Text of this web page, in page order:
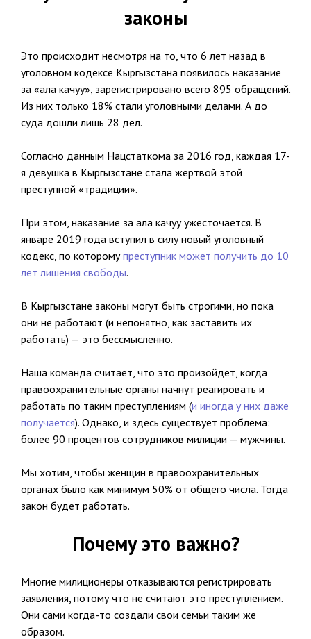
законы
Это происходит несмотря на то, что 6 лет назад в
уголовном кодексе Кыргызстана появилось наказание
за «ала качуу», зарегистрировано всего 895 обращений.
Из них только 18% стали уголовными делами. А до
суда дошли лишь 28 дел.
Согласно данным Нацстаткома за 2016 год, каждая 17-
я девушка в Кыргызстане стала жертвой этой
преступной «традиции».
При этом, наказание за ала качуу ужесточается. В
январе 2019 года вступил в силу новый уголовный
кодекс, по которомупреступник может получить до 10
лет лишения свободы.
В Кыргызстане законы могут быть строгими, но пока
они не работают (и непонятно, как заставить их
работать) — это бессмысленно.
Наша команда считает, что это произойдет, когда
правоохранительные органы начнут реагировать и
работать по таким преступлениям (и иногда у них даже
получается). Однако, и здесь существует проблема:
более 90 процентов сотрудников милиции — мужчины.
Мы хотим, чтобы женщин в правоохранительных
органах было как минимум 50% от общего числа. Тогда
закон будет работать.
Почему это важно?
Многие милиционеры отказываются регистрировать
заявления, потому что не считают это преступлением.
Они сами когда-то создали свои семьи таким же
образом.